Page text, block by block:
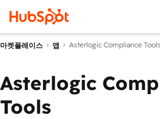
마켓플레이스 앱 Asterlogic Compliance Tools
Asterlogic
Tools